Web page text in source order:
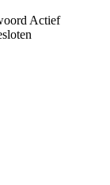
Actief